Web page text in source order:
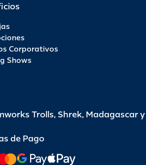
Corporativos
Shows
Trolls, Shrek, Madagascar
de Pago